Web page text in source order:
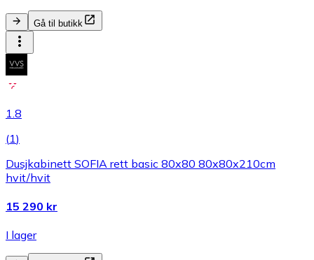
Gå til butikk
1.8
(1)
Dusjkabinett SOFIA rett basic 80x80 80x80x210cm
hvit/hvit
15 290 kr
I lager